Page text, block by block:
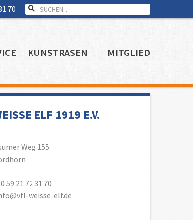
70 Search for:
KUNSTRASEN MITGLIED
ELF 1919 E.V.
Weg 155
59 21 72 31 70
weisse-elf.de